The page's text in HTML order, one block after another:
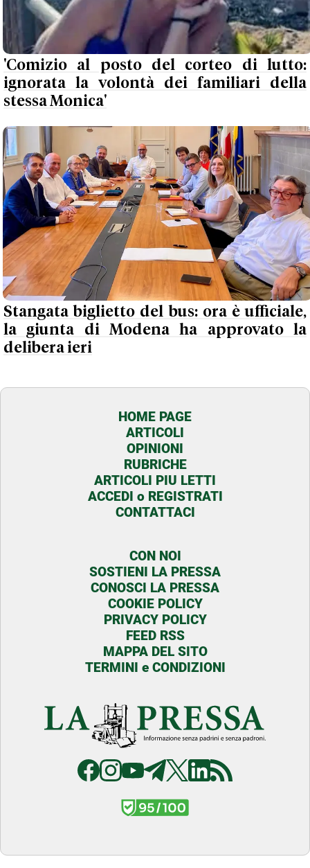
'Comizio al posto del corteo di lutto:
ignorata la volontà dei familiari della
stessa Monica'
Stangata biglietto del bus: ora è ufficiale,
la giunta di Modena ha approvato la
delibera ieri
HOME PAGE
ARTICOLI
OPINIONI
RUBRICHE
ARTICOLI PIU LETTI
ACCEDI o REGISTRATI
CONTATTACI
CON NOI
SOSTIENI LA PRESSA
CONOSCI LA PRESSA
COOKIE POLICY
PRIVACY POLICY
FEED RSS
MAPPA DEL SITO
TERMINI e CONDIZIONI